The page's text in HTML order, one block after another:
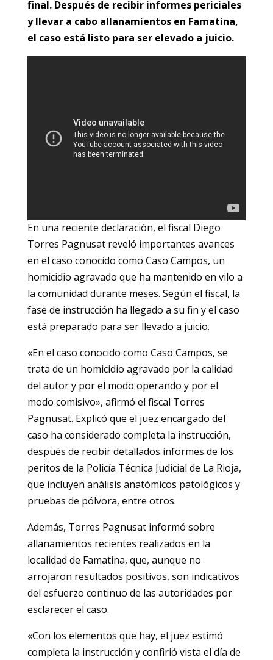
final. Después de recibir informes periciales
y llevar a cabo allanamientos en Famatina,
el caso está listo para ser elevado a juicio.
En una reciente declaración, el fiscal Diego
Torres Pagnusat reveló importantes avances
en el caso conocido como Caso Campos, un
homicidio agravado que ha mantenido en vilo a
la comunidad durante meses. Según el fiscal, la
fase de instrucción ha llegado a su fin y el caso
está preparado para ser llevado a juicio.
«En el caso conocido como Caso Campos, se
trata de un homicidio agravado por la calidad
del autor y por el modo operando y por el
modo comisivo», afirmó el fiscal Torres
Pagnusat. Explicó que el juez encargado del
caso ha considerado completa la instrucción,
después de recibir detallados informes de los
peritos de la Policía Técnica Judicial de La Rioja,
que incluyen análisis anatómicos patológicos y
pruebas de pólvora, entre otros.
Además, Torres Pagnusat informó sobre
allanamientos recientes realizados en la
localidad de Famatina, que, aunque no
arrojaron resultados positivos, son indicativos
del esfuerzo continuo de las autoridades por
esclarecer el caso.
«Con los elementos que hay, el juez estimó
completa la instrucción y confirió vista el día de